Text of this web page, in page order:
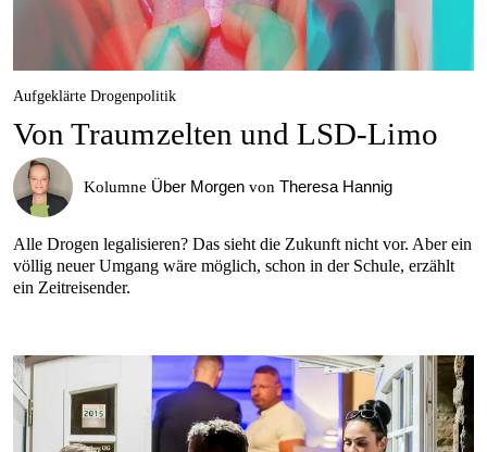
Aufgeklärte Drogenpolitik
Von Traumzelten und LSD-Limo
Kolumne Über Morgen von Theresa Hannig
Alle Drogen legalisieren? Das sieht die Zukunft nicht vor. Aber ein
völlig neuer Umgang wäre möglich, schon in der Schule, erzählt
ein Zeitreisender.